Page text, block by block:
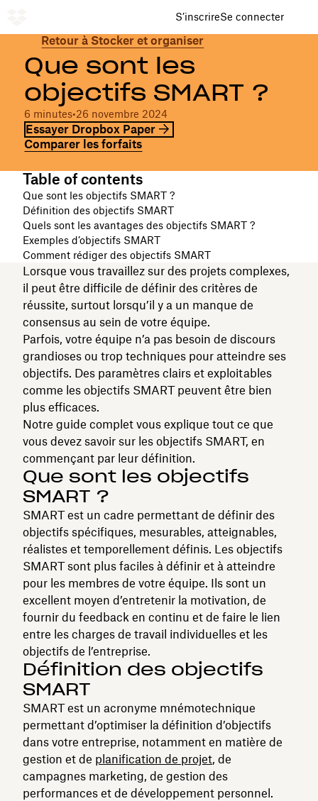
S’inscrireSe connecter
Retour à Stocker et organiser
Que sont les
objectifs SMART ?
6 minutes•26 novembre 2024
Essayer Dropbox Paper
Comparer les forfaits
Table of contents
Que sont les objectifs SMART ?
Définition des objectifs SMART
Quels sont les avantages des objectifs SMART ?
Exemples d’objectifs SMART
Comment rédiger des objectifs SMART
Lorsque vous travaillez sur des projets complexes,
il peut être difficile de définir des critères de
réussite, surtout lorsqu’il y a un manque de
consensus au sein de votre équipe.
Parfois, votre équipe n’a pas besoin de discours
grandioses ou trop techniques pour atteindre ses
objectifs. Des paramètres clairs et exploitables
comme les objectifs SMART peuvent être bien
plus efficaces.
Notre guide complet vous explique tout ce que
vous devez savoir sur les objectifs SMART, en
commençant par leur définition.
Que sont les objectifs
SMART ?
SMART est un cadre permettant de définir des
objectifs spécifiques, mesurables, atteignables,
réalistes et temporellement définis. Les objectifs
SMART sont plus faciles à définir et à atteindre
pour les membres de votre équipe. Ils sont un
excellent moyen d’entretenir la motivation, de
fournir du feedback en continu et de faire le lien
entre les charges de travail individuelles et les
objectifs de l’entreprise.
Définition des objectifs
SMART
SMART est un acronyme mnémotechnique
permettant d’optimiser la définition d’objectifs
dans votre entreprise, notamment en matière de
gestion et de planification de projet, de
campagnes marketing, de gestion des
performances et de développement personnel.